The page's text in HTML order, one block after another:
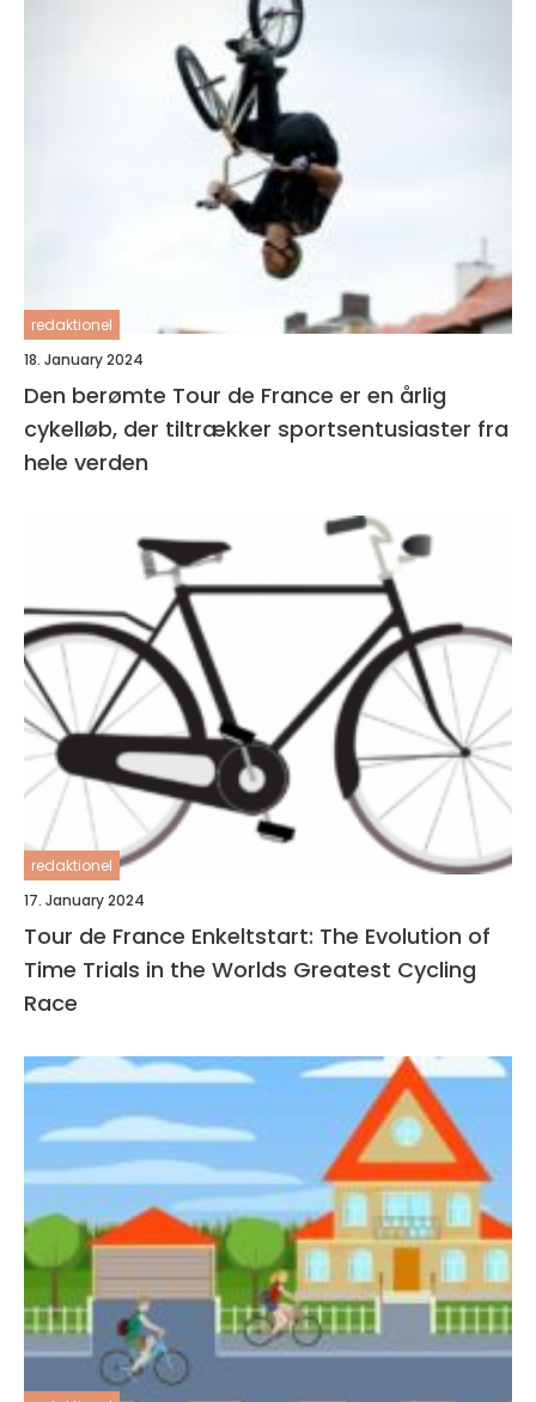
redaktionel
18. January 2024
Den berømte Tour de France er en årlig
cykelløb, der tiltrækker sportsentusiaster fra
hele verden
redaktionel
17. January 2024
Tour de France Enkeltstart: The Evolution of
Time Trials in the Worlds Greatest Cycling
Race